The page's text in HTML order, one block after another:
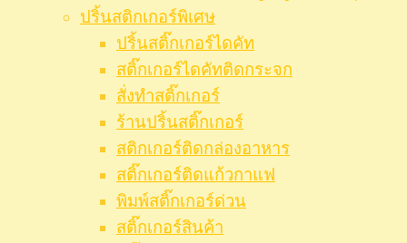
ปริ้นสติกเกอร์พิเศษ
ปริ้นสติ๊กเกอร์ไดคัท
สติ๊กเกอร์ไดคัทติดกระจก
สั่งทำสติ๊กเกอร์
ร้านปริ้นสติ๊กเกอร์
สติกเกอร์ติดกล่องอาหาร
สติ๊กเกอร์ติดแก้วกาแฟ
พิมพ์สติ๊กเกอร์ด่วน
สติ๊กเกอร์สินค้า